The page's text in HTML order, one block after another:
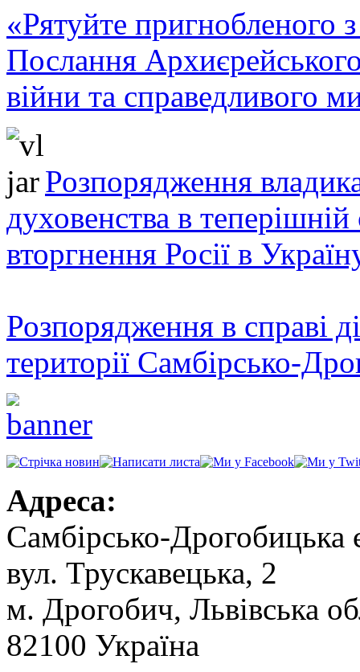
«Рятуйте пригнобленого
Послання
війни та справедливого
Розпорядження
духовенства в теперішній
вторгнення Росії в
Розпорядження в справі
території Самбірсько-
Адреса:
Самбірсько-Дрогобицька
вул. Трускавецька, 2
м. Дрогобич, Львівська
82100 Україна